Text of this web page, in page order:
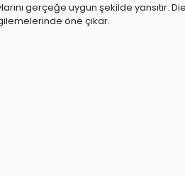
gerçeğe uygun şekilde yansıtır.
öne çıkar.